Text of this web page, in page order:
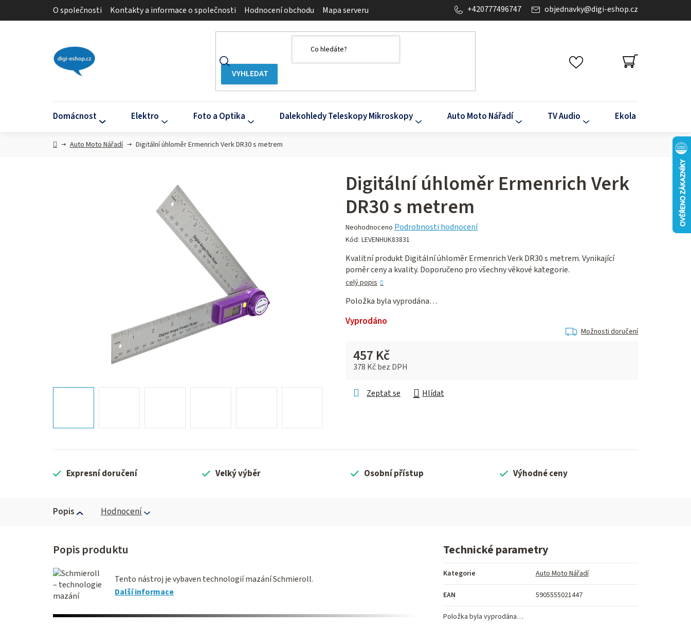
O společnosti Kontakty a informace o společnosti Hodnocení obchodu Mapa serveru objednavky@digi-eshop.cz
+420777496747
NÁKUPNÍ
KOŠÍK
Domácnost Elektro Foto a Optika Dalekohledy Teleskopy Mikroskopy Auto Moto Nářadí TV Audio Ekola
DomůAuto Moto Nářadí Digitální úhloměr Ermenrich Verk DR30 s metrem
Digitální úhloměr Ermenrich Verk
DR30 s metrem
Průměrné
hodnocení
je
0,0
z 5
Neohodnoceno Podrobnosti hodnocení
Kód: LEVENHUK83831
Kvalitní produkt Digitální úhloměr Ermenrich Verk DR30 s metrem. Vynikající
poměr ceny a kvality. Doporučeno pro všechny věkové kategorie.
celý popis
Položka byla vyprodána…
Vyprodáno
Možnosti doručení
457 Kč
378 Kč bez DPH
Zeptat se
Hlídat
Expresní doručení Velký výběr Osobní přístup Výhodné ceny
Popis Hodnocení
Tento nástroj je vybaven technologií mazání Schmieroll.
Další informace
Technické parametry
Kategorie Auto Moto Nářadí
EAN 5905555021447
Položka byla vyprodána…